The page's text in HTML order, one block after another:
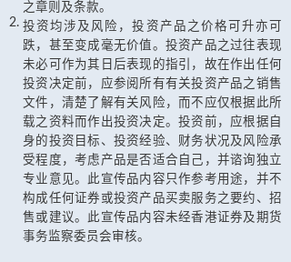
之章则及条款。
2. 投资均涉及风险，投资产品之价格可升亦可
跌，甚至变成毫无价值。投资产品之过往表现
未必可作为其日后表现的指引，故在作出任何
投资决定前，应参阅所有有关投资产品之销售
文件，清楚了解有关风险，而不应仅根据此所
载之资料而作出投资决定。投资前，应根据自
身的投资目标、投资经验、财务状况及风险承
受程度，考虑产品是否适合自己，并谘询独立
专业意见。此宣传品内容只作参考用途，并不
构成任何证券或投资产品买卖服务之要约、招
售或建议。此宣传品内容未经香港证券及期货
事务监察委员会审核。